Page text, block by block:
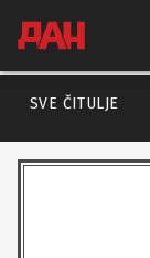
SVE ČITULJE